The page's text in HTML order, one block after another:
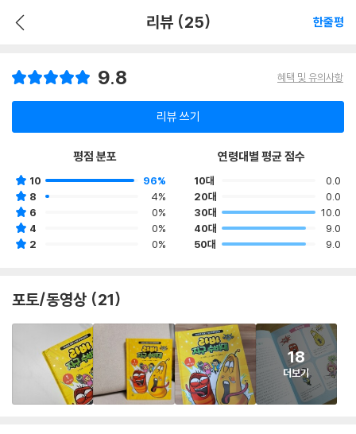
리뷰 (25) 한줄평
9.8 혜택 및 유의사항
리뷰 쓰기
평점 분포
10
96%
8
4%
6
0%
4
0%
2
0%
연령대별 평균 점수
10대
0.0
20대
0.0
30대
10.0
40대
9.0
50대
9.0
포토/동영상 (21)
18
더보기